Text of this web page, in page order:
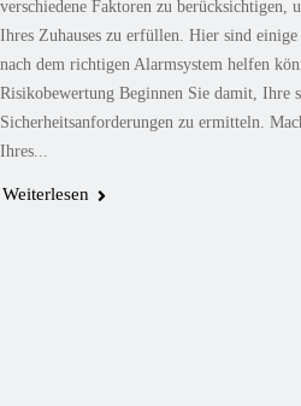
verschiedene Faktoren zu berücksichtigen,
Ihres Zuhauses zu erfüllen. Hier sind
nach dem richtigen Alarmsystem helfen
Risikobewertung Beginnen Sie damit, Ihre
Sicherheitsanforderungen zu ermitteln.
Ihres...
Weiterlesen